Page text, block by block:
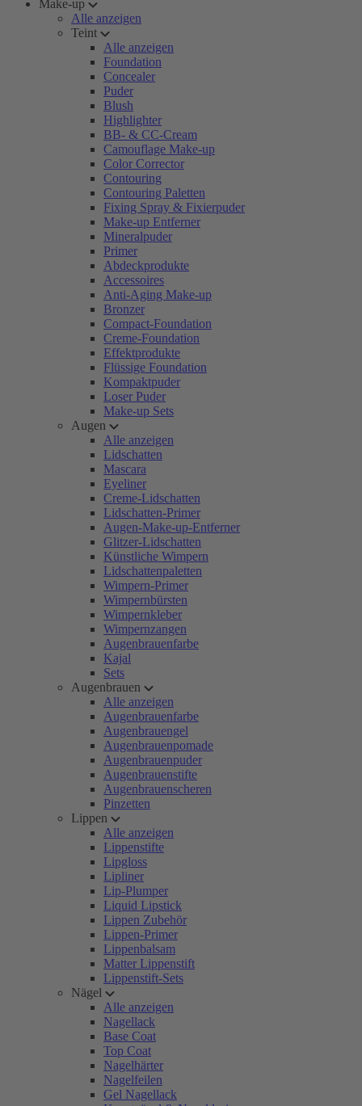
Make-up
Alle anzeigen
Teint
Alle anzeigen
Foundation
Concealer
Puder
Blush
Highlighter
BB- & CC-Cream
Camouflage Make-up
Color Corrector
Contouring
Contouring Paletten
Fixing Spray & Fixierpuder
Make-up Entferner
Mineralpuder
Primer
Abdeckprodukte
Accessoires
Anti-Aging Make-up
Bronzer
Compact-Foundation
Creme-Foundation
Effektprodukte
Flüssige Foundation
Kompaktpuder
Loser Puder
Make-up Sets
Augen
Alle anzeigen
Lidschatten
Mascara
Eyeliner
Creme-Lidschatten
Lidschatten-Primer
Augen-Make-up-Entferner
Glitzer-Lidschatten
Künstliche Wimpern
Lidschattenpaletten
Wimpern-Primer
Wimpernbürsten
Wimpernkleber
Wimpernzangen
Augenbrauenfarbe
Kajal
Sets
Augenbrauen
Alle anzeigen
Augenbrauenfarbe
Augenbrauengel
Augenbrauenpomade
Augenbrauenpuder
Augenbrauenstifte
Augenbrauenscheren
Pinzetten
Lippen
Alle anzeigen
Lippenstifte
Lipgloss
Lipliner
Lip-Plumper
Liquid Lipstick
Lippen Zubehör
Lippen-Primer
Lippenbalsam
Matter Lippenstift
Lippenstift-Sets
Nägel
Alle anzeigen
Nagellack
Base Coat
Top Coat
Nagelhärter
Nagelfeilen
Gel Nagellack